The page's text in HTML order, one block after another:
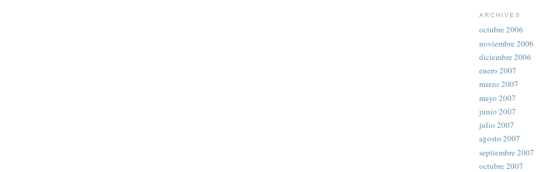
ARCHIVES
octubre 2006
noviembre 2006
diciembre 2006
enero 2007
marzo 2007
mayo 2007
junio 2007
julio 2007
agosto 2007
septiembre 2007
octubre 2007